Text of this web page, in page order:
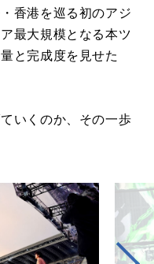
香港を巡る初のアジ
最大規模となる本ツ
と完成度を見せた
いくのか、その一歩